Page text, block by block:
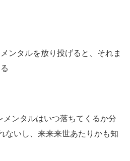
ンタルを放り投げると、それま
ンタルはいつ落ちてくるか分
ないし、来来来世あたりかも知